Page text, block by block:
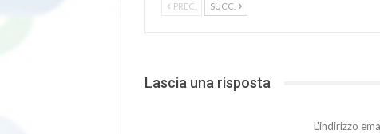
PREC. SUCC.
Lascia una risposta
L'indirizzo